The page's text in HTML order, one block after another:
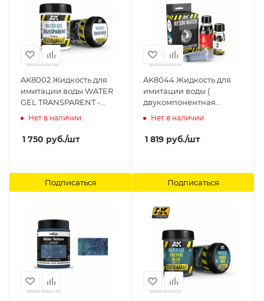
AK8002 Жидкость для
имитации воды WATER
GEL TRANSPARENT -
250ml (Acrylic) AK-
Нет в наличии
1 750 руб./шт
Подписаться
AK8044 Жидкость для
имитации воды (
двукомпонентная
эпоксидная вода) RESIN
EPOXY RESIN - 180ml
(Enamel) AK-Interactive
Нет в наличии
1 819 руб./шт
Подписаться